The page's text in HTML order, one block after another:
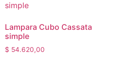
Lampara Cubo Cassata
simple
$ 54.620,00